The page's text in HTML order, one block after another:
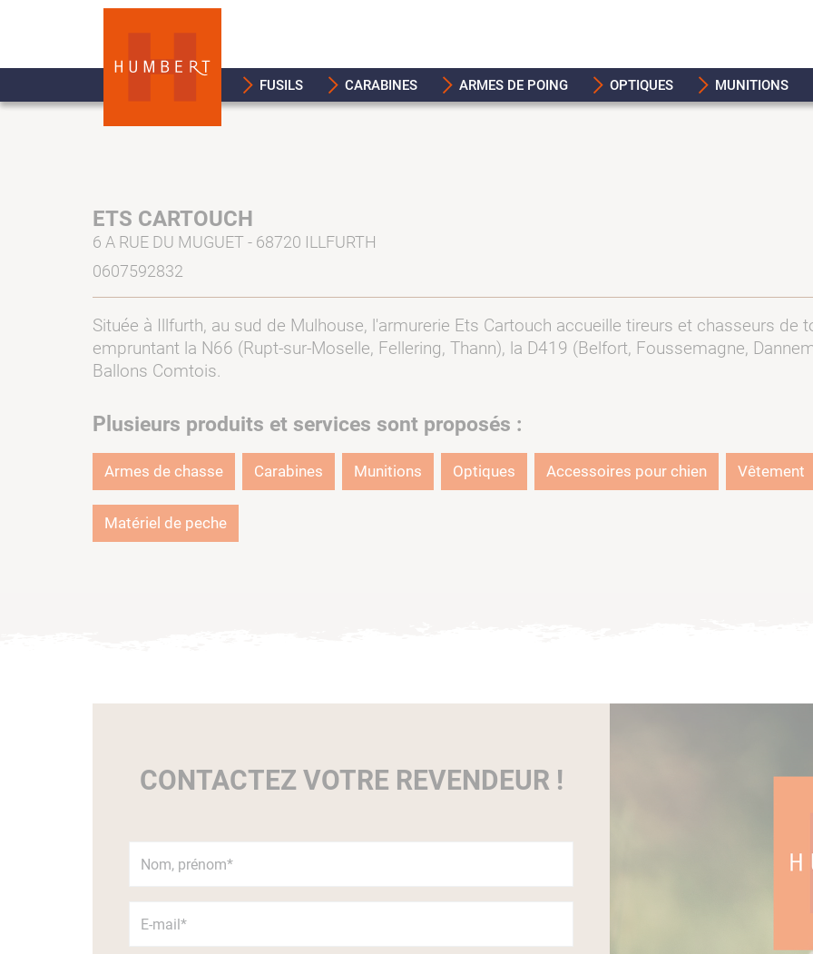
FUSILS CARABINES ARMES DE POING OPTIQUES MUNITIONS
ETS CARTOUCH
6 A RUE DU MUGUET - 68720 ILLFURTH
0607592832
Située à Illfurth, au sud de Mulhouse, l'armurerie Ets Cartouch accueille tireurs et chasseurs de
empruntant la N66 (Rupt-sur-Moselle, Fellering, Thann), la D419 (Belfort, Foussemagne,
Ballons Comtois.
Plusieurs produits et services sont proposés :
Armes de chasse Carabines Munitions Optiques Accessoires pour chien Vêtement
Matériel de peche
CONTACTEZ VOTRE REVENDEUR !